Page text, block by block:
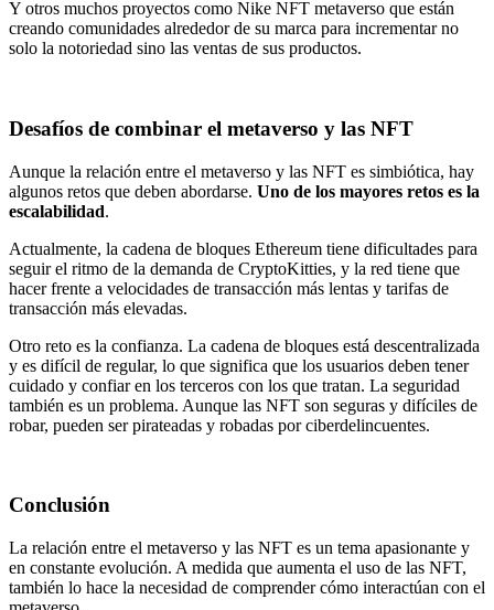
Y otros muchos proyectos como Nike NFT metaverso que están
creando comunidades alrededor de su marca para incrementar no
solo la notoriedad sino las ventas de sus productos.
Desafíos de combinar el metaverso y las NFT
Aunque la relación entre el metaverso y las NFT es simbiótica, hay
algunos retos que deben abordarse. Uno de los mayores retos es la
escalabilidad.
Actualmente, la cadena de bloques Ethereum tiene dificultades para
seguir el ritmo de la demanda de CryptoKitties, y la red tiene que
hacer frente a velocidades de transacción más lentas y tarifas de
transacción más elevadas.
Otro reto es la confianza. La cadena de bloques está descentralizada
y es difícil de regular, lo que significa que los usuarios deben tener
cuidado y confiar en los terceros con los que tratan. La seguridad
también es un problema. Aunque las NFT son seguras y difíciles de
robar, pueden ser pirateadas y robadas por ciberdelincuentes.
Conclusión
La relación entre el metaverso y las NFT es un tema apasionante y
en constante evolución. A medida que aumenta el uso de las NFT,
también lo hace la necesidad de comprender cómo interactúan con el